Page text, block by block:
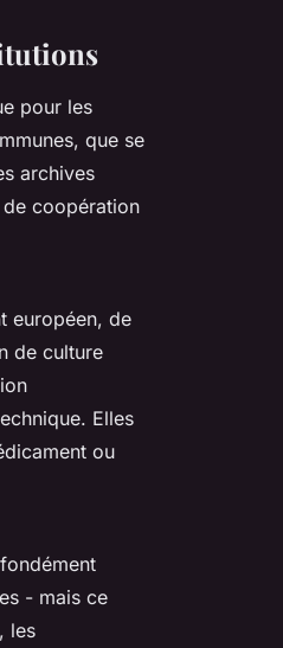
pour les
que se
archives
coopération
européen, de
de culture
Elles
ou
- mais ce
les